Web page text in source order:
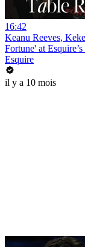
16:42
Keanu Reeves,
Fortune' at
Esquire
il y a 10 mois